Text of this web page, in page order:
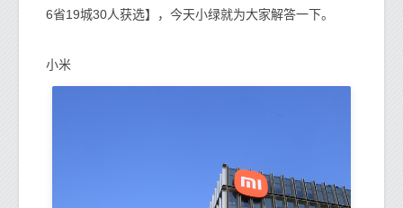
6省19城30人获选】，今天小绿就为大家解答一下。
小米